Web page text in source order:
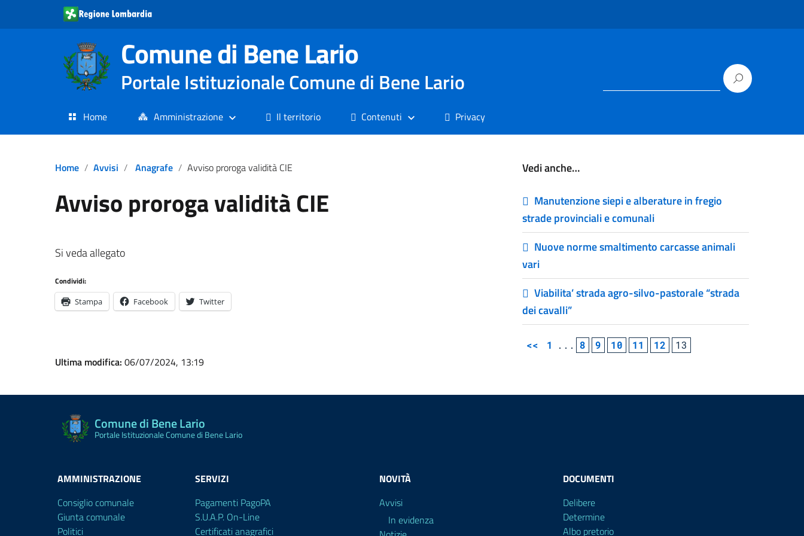
Comune di Bene Lario
Portale Istituzionale Comune di Bene Lario
Home Amministrazione Il territorio Contenuti Privacy
Home Avvisi Anagrafe Avviso proroga validità CIE
Avviso proroga validità CIE
Si veda allegato
Condividi:
Stampa Facebook Twitter
Ultima modifica: 06/07/2024, 13:19
Vedi anche…
Manutenzione siepi e alberature in fregio
strade provinciali e comunali
Nuove norme smaltimento carcasse animali
vari
Viabilita’ strada agro-silvo-pastorale “strada
dei cavalli”
<< 1 ... 8 9 10 11 12 13
Comune di Bene Lario
Portale Istituzionale Comune di Bene Lario
AMMINISTRAZIONE
Consiglio comunale
Giunta comunale
Politici
SERVIZI
Pagamenti PagoPA
S.U.A.P. On-Line
Certificati anagrafici
NOVITÀ
Avvisi
In evidenza
DOCUMENTI
Delibere
Determine
Albo pretorio